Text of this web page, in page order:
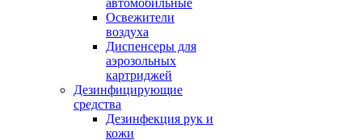
автомобильные
Освежители
воздуха
Диспенсеры для
аэрозольных
картриджей
Дезинфицирующие
средства
Дезинфекция рук и
кожи